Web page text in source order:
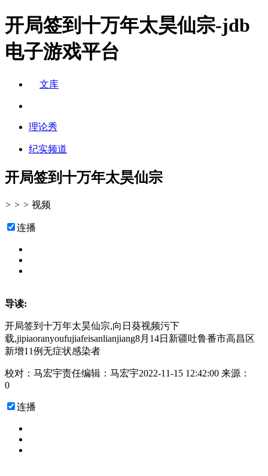
开局签到十万年太昊仙宗-jdb
电子游戏平台
文库
理论秀
纪实频道
开局签到十万年太昊仙宗
> > > 视频
连播
导读:
开局签到十万年太昊仙宗,向日葵视频污下
载,jipiaoranyoufujiafeisanlianjiang8月14日新疆吐鲁番市高昌区
新增11例无症状感染者
2022-11-15 12:42:00 来源：
校对：马宏宇责任编辑：马宏宇
0
连播